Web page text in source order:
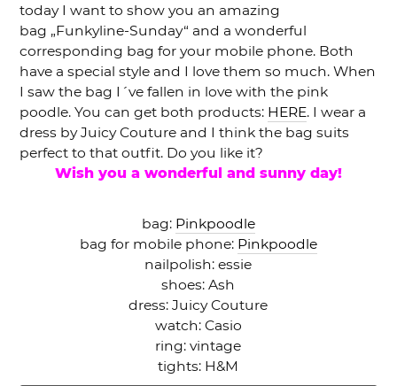
today I want to show you an amazing
bag „Funkyline-Sunday“ and a wonderful
corresponding bag for your mobile phone. Both
have a special style and I love them so much. When
I saw the bag I´ve fallen in love with the pink
poodle. You can get both products: HERE. I wear a
dress by Juicy Couture and I think the bag suits
perfect to that outfit. Do you like it?
Wish you a wonderful and sunny day!
bag: Pinkpoodle
bag for mobile phone: Pinkpoodle
nailpolish: essie
shoes: Ash
dress: Juicy Couture
watch: Casio
ring: vintage
tights: H&M